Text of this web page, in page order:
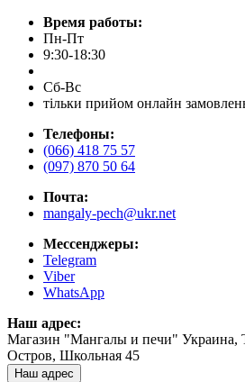
Время работы:
Пн-Пт
9:30-18:30
Сб-Вс
тільки прийом онлайн
Телефоны:
(066) 418 75 57
(097) 870 50 64
Почта:
mangaly-pech@ukr.net
Мессенджеры:
Telegram
Viber
WhatsApp
Наш адрес:
Магазин "Мангалы и печи" Украина,
Остров, Школьная 45
Наш адрес